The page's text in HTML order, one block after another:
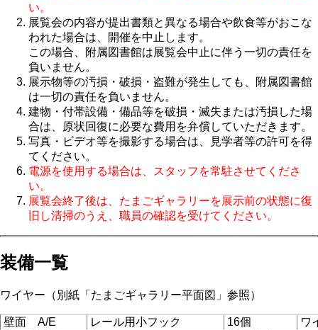
い。
展覧会の内容が提出書類と異なる場合や飲食等がおこな
われた場合は、開催を中止します。
この場合、附属図書館は展覧会中止に伴う一切の責任を
負いません。
展示物等の汚損・破損・盗難が発生しても、附属図書館
は一切の責任を負いません。
建物・付帯設備・備品等を破損・滅失または汚損した場
合は、原状回復に必要な費用を弁償していただきます。
写真・ビデオ等を撮影する場合は、見学者等の許可を得
てください。
電源を使用する場合は、スタッフを常駐させてくださ
い。
展覧会終了後は、たまごギャラリーを展示前の状態に復
旧し清掃のうえ、職員の確認を受けてください。
装備一覧
ワイヤー（別紙「たまごギャラリー平面図」参照）
壁面 A/E レール用小フック 16個
ワ